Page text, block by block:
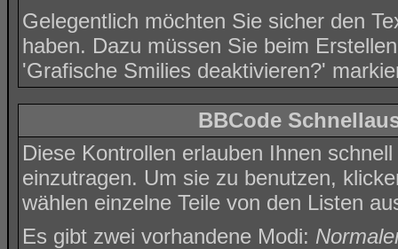
Gelegentlich möchten Sie sicher den
haben. Dazu müssen Sie beim
'Grafische Smilies deaktivieren?'
BBCode
Diese Kontrollen erlauben Ihnen
einzutragen. Um sie zu benutzen,
wählen einzelne Teile von den Listen
Es gibt zwei vorhandene Modi: